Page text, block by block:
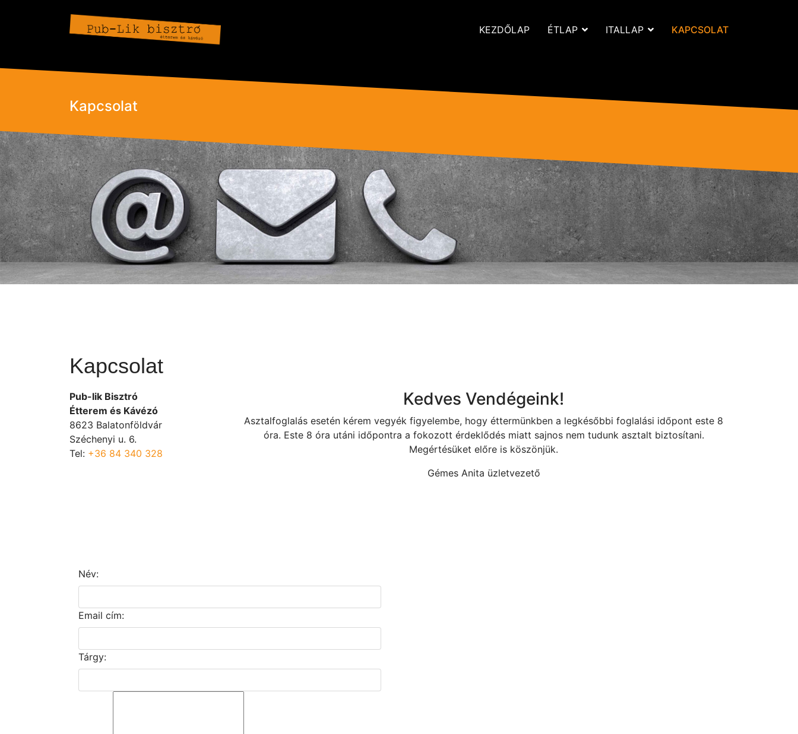
KEZDŐLAP ÉTLAP ITALLAP KAPCSOLAT
Kapcsolat
Kapcsolat
Pub-lik Bisztró
Étterem és Kávézó
8623 Balatonföldvár
Széchenyi u. 6.
Tel: +36 84 340 328
Kedves Vendégeink!
Asztalfoglalás esetén kérem vegyék figyelembe, hogy éttermünkben a legkésőbbi foglalási időpont este 8
óra. Este 8 óra utáni időpontra a fokozott érdeklődés miatt sajnos nem tudunk asztalt biztosítani.
Megértésüket előre is köszönjük.
Gémes Anita üzletvezető
Név:
Email cím:
Tárgy: